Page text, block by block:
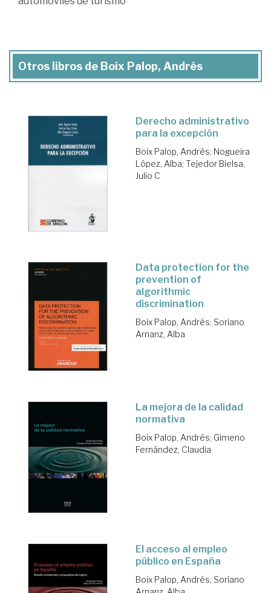
Otros libros de Boix Palop, Andrés
Derecho administrativo
para la excepción
Boix Palop, Andrés; Nogueira
López, Alba; Tejedor Bielsa,
Julio C
Data protection for the
prevention of
algorithmic
discrimination
Boix Palop, Andrés; Soriano
Arnanz, Alba
La mejora de la calidad
normativa
Boix Palop, Andrés; Gimeno
Fernández, Claudia
El acceso al empleo
público en España
Boix Palop, Andrés; Soriano